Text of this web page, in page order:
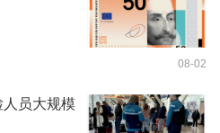
08-02
员大规模